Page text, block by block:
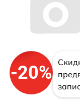
-20%